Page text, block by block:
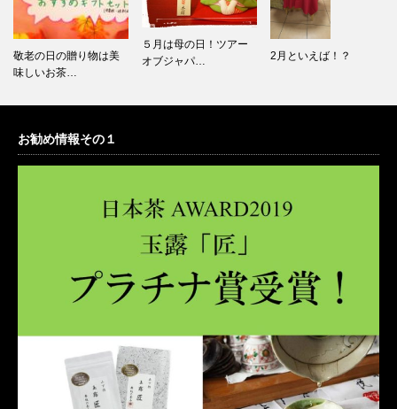
オブジャパ…
2月といえば！？
店内改装いたしまし
お勧め情報その１